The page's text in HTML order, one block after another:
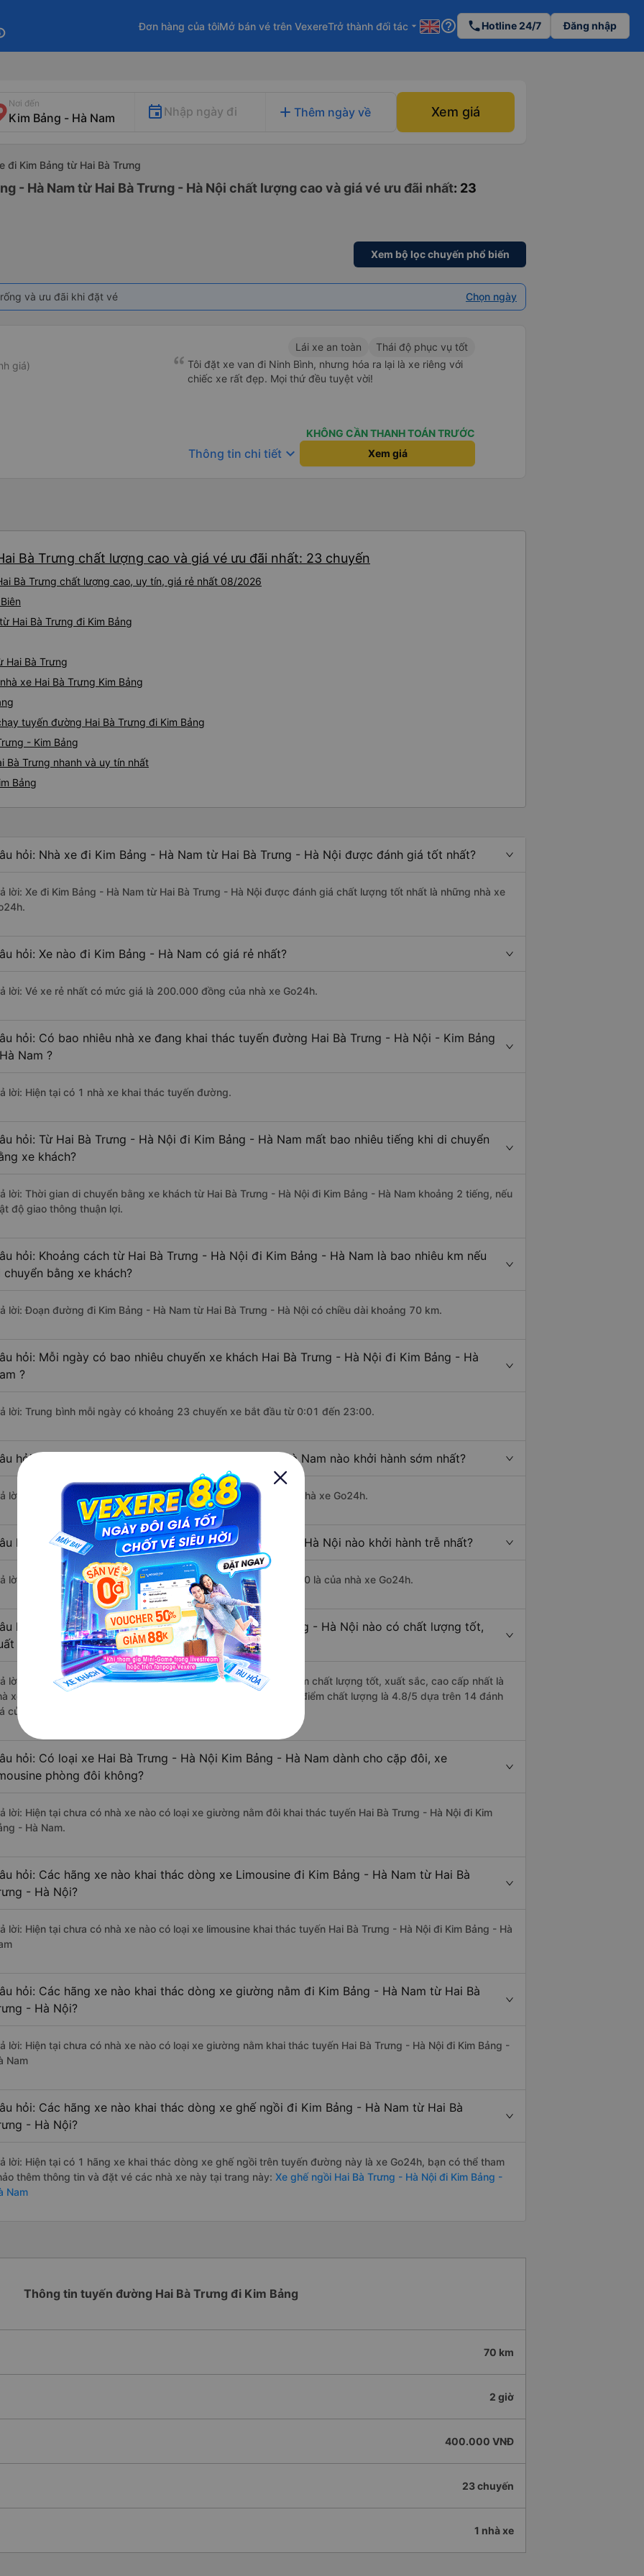
Đơn hàng của tôiMở bán vé trên VexereTrở thành đối tác arrow_drop_down help_outline phoneHotline 24/7 Đăng nhập
Nơi đến
Nhập ngày đi add Thêm ngày về Xem giá
đi Kim Bảng từ Hai Bà Trưng
- Hà Nam từ Hai Bà Trưng - Hà Nội chất lượng cao và giá vé ưu đãi nhất: 23
Xem bộ lọc chuyến phổ biến
và ưu đãi khi đặt vé Chọn ngày
giá)
Lái xe an toàn
Thái độ phục vụ tốt
Tôi đặt xe van đi Ninh Bình, nhưng hóa ra lại là xe riêng với
chiếc xe rất đẹp. Mọi thứ đều tuyệt vời!
KHÔNG CẦN THANH TOÁN TRƯỚC
Thông tin chi tiết keyboard_arrow_down Xem giá
Bà Trưng chất lượng cao và giá vé ưu đãi nhất: 23 chuyến
Bà Trưng chất lượng cao, uy tín, giá rẻ nhất 08/2026
Hai Bà Trưng đi Kim Bảng
Hai Bà Trưng
xe Hai Bà Trưng Kim Bảng
tuyến đường Hai Bà Trưng đi Kim Bảng
- Kim Bảng
Bà Trưng nhanh và uy tín nhất
Bảng
hỏi: Nhà xe đi Kim Bảng - Hà Nam từ Hai Bà Trưng - Hà Nội được đánh giá tốt nhất?
lời: Xe đi Kim Bảng - Hà Nam từ Hai Bà Trưng - Hà Nội được đánh giá chất lượng tốt nhất là những nhà xe
hỏi: Xe nào đi Kim Bảng - Hà Nam có giá rẻ nhất?
lời: Vé xe rẻ nhất có mức giá là 200.000 đồng của nhà xe Go24h.
hỏi: Có bao nhiêu nhà xe đang khai thác tuyến đường Hai Bà Trưng - Hà Nội - Kim Bảng
Nam ?
lời: Hiện tại có 1 nhà xe khai thác tuyến đường.
hỏi: Từ Hai Bà Trưng - Hà Nội đi Kim Bảng - Hà Nam mất bao nhiêu tiếng khi di chuyển
xe khách?
lời: Thời gian di chuyển bằng xe khách từ Hai Bà Trưng - Hà Nội đi Kim Bảng - Hà Nam khoảng 2 tiếng, nếu
độ giao thông thuận lợi.
hỏi: Khoảng cách từ Hai Bà Trưng - Hà Nội đi Kim Bảng - Hà Nam là bao nhiêu km nếu
chuyển bằng xe khách?
lời: Đoạn đường đi Kim Bảng - Hà Nam từ Hai Bà Trưng - Hà Nội có chiều dài khoảng 70 km.
hỏi: Mỗi ngày có bao nhiêu chuyến xe khách Hai Bà Trưng - Hà Nội đi Kim Bảng - Hà
?
lời: Trung bình mỗi ngày có khoảng 23 chuyến xe bắt đầu từ 0:01 đến 23:00.
hỏi: Nhà xe đi Hai Bà Trưng - Hà Nội Kim Bảng - Hà Nam nào khởi hành sớm nhất?
lời: Chuyến xe có giờ xuất phát sớm nhất vào lúc 0:01 là của nhà xe Go24h.
hỏi: Nhà xe đi Kim Bảng - Hà Nam từ Hai Bà Trưng - Hà Nội nào khởi hành trễ nhất?
lời: Chuyến xe có giờ xuất phát trễ (muộn) nhất là vào lúc 23:00 là của nhà xe Go24h.
hỏi: Review xe đi Kim Bảng - Hà Nam từ Hai Bà Trưng - Hà Nội nào có chất lượng tốt,
sắc, cao cấp nhất?
lời: Những hãng xe đi Hai Bà Trưng - Hà Nội Kim Bảng - Hà Nam chất lượng tốt, xuất sắc, cao cấp nhất là
xe Go24h đi Kim Bảng - Hà Nam từ Hai Bà Trưng - Hà Nội với điểm chất lượng là 4.8/5 dựa trên 14 đánh
của khách hàng).
hỏi: Có loại xe Hai Bà Trưng - Hà Nội Kim Bảng - Hà Nam dành cho cặp đôi, xe
phòng đôi không?
lời: Hiện tại chưa có nhà xe nào có loại xe giường nằm đôi khai thác tuyến Hai Bà Trưng - Hà Nội đi Kim
- Hà Nam.
hỏi: Các hãng xe nào khai thác dòng xe Limousine đi Kim Bảng - Hà Nam từ Hai Bà
- Hà Nội?
lời: Hiện tại chưa có nhà xe nào có loại xe limousine khai thác tuyến Hai Bà Trưng - Hà Nội đi Kim Bảng - Hà
hỏi: Các hãng xe nào khai thác dòng xe giường nằm đi Kim Bảng - Hà Nam từ Hai Bà
- Hà Nội?
lời: Hiện tại chưa có nhà xe nào có loại xe giường nằm khai thác tuyến Hai Bà Trưng - Hà Nội đi Kim Bảng -
Nam
hỏi: Các hãng xe nào khai thác dòng xe ghế ngồi đi Kim Bảng - Hà Nam từ Hai Bà
- Hà Nội?
lời: Hiện tại có 1 hãng xe khai thác dòng xe ghế ngồi trên tuyến đường này là xe Go24h, bạn có thể tham
thêm thông tin và đặt vé các nhà xe này tại trang này: Xe ghế ngồi Hai Bà Trưng - Hà Nội đi Kim Bảng -
Nam
Thông tin tuyến đường Hai Bà Trưng đi Kim Bảng
70 km
2 giờ
400.000 VNĐ
23 chuyến
1 nhà xe